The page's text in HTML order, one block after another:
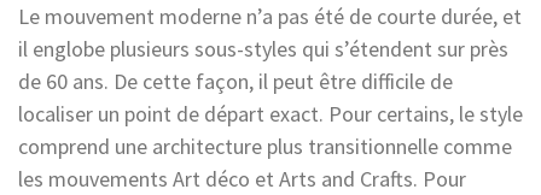
Le mouvement moderne n’a pas été de courte durée, et
il englobe plusieurs sous-styles qui s’étendent sur près
de 60 ans. De cette façon, il peut être difficile de
localiser un point de départ exact. Pour certains, le style
comprend une architecture plus transitionnelle comme
les mouvements Art déco et Arts and Crafts. Pour